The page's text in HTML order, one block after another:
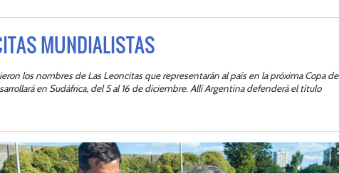
MUNDIALISTAS
los nombres de Las Leoncitas que representarán al país en la próxima Copa
en Sudáfrica, del 5 al 16 de diciembre. Allí Argentina defenderá el título